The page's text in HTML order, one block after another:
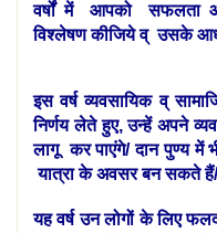
वर्षों में आपको सफलता
विश्लेषण कीजिये व् उसके
इस वर्ष व्यवसायिक व्
निर्णय लेते हुए, उन्हें अपने
लागू कर पाएंगे/ दान पुण्य में
यात्रा के अवसर बन सकते हैं/
यह वर्ष उन लोगों के लिए